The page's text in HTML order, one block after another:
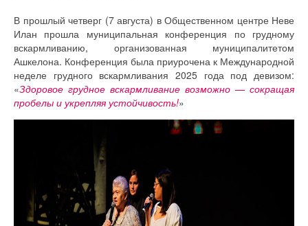
В прошлый четверг (7 августа) в Общественном центре Неве
Илан прошла муниципальная конференция по грудному
вскармливанию, организованная муниципалитетом
Ашкелона. Конференция была приурочена к Международной
неделе грудного вскармливания 2025 года под девизом:
«Здоровое грудное вскармливание возможно — сокращая
пробелы и укрепляя устойчивость!»